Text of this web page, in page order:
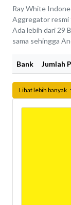
Ray White
Aggregator resmi
Ada lebih dari 29
sama sehingga
Bank Jumlah
Lihat lebih banyak